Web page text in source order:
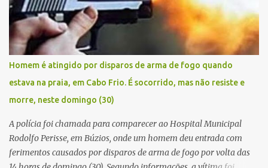
baleado foi identificado como Claudio Bastos, conhecido no meio
político.
Homem é atingido por disparos de arma de fogo quando
estava na praia, em Cabo Frio. É socorrido, mas não resiste e
morre, neste domingo (30)
A polícia foi chamada para comparecer ao Hospital Municipal
Rodolfo Perisse, em Búzios, onde um homem deu entrada com
ferimentos causados por disparos de arma de fogo por volta das